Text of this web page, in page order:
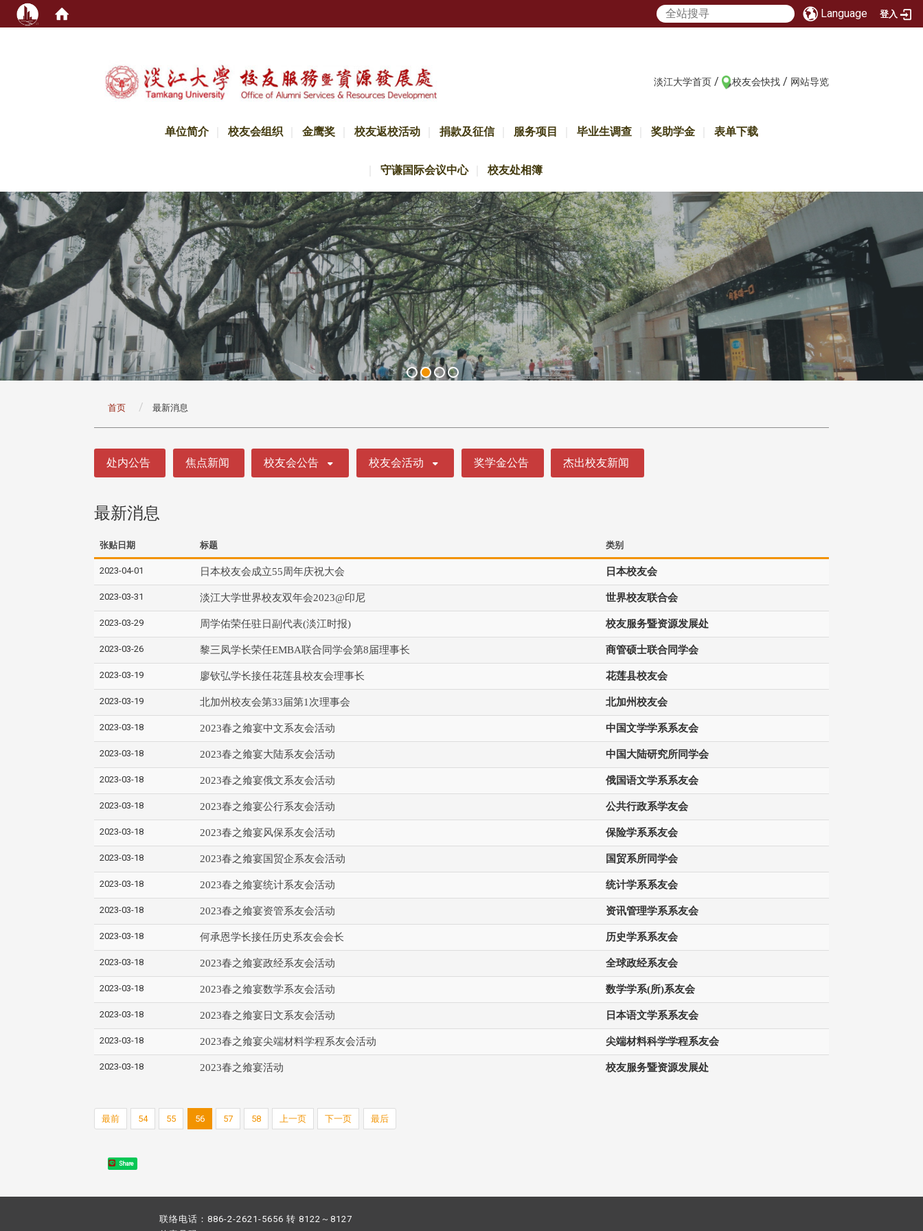
Language 登入
淡江大学首页 / 校友会快找 / 网站导览
单位简介 校友会组织 金鹰奖 校友返校活动 捐款及征信 服务项目 毕业生调查 奖助学金 表单下载
守谦国际会议中心 校友处相簿
首页 最新消息
处内公告 焦点新闻 校友会公告 校友会活动 奖学金公告 杰出校友新闻
最新消息
张贴日期 标题 类别
2023-04-01 日本校友会成立55周年庆祝大会 日本校友会
2023-03-31 淡江大学世界校友双年会2023@印尼 世界校友联合会
2023-03-29 周学佑荣任驻日副代表(淡江时报) 校友服务暨资源发展处
2023-03-26 黎三凤学长荣任EMBA联合同学会第8届理事长 商管硕士联合同学会
2023-03-19 廖钦弘学长接任花莲县校友会理事长 花莲县校友会
2023-03-19 北加州校友会第33届第1次理事会 北加州校友会
2023-03-18 2023春之飨宴中文系友会活动 中国文学学系系友会
2023-03-18 2023春之飨宴大陆系友会活动 中国大陆研究所同学会
2023-03-18 2023春之飨宴俄文系友会活动 俄国语文学系系友会
2023-03-18 2023春之飨宴公行系友会活动 公共行政系学友会
2023-03-18 2023春之飨宴风保系友会活动 保险学系系友会
2023-03-18 2023春之飨宴国贸企系友会活动 国贸系所同学会
2023-03-18 2023春之飨宴统计系友会活动 统计学系系友会
2023-03-18 2023春之飨宴资管系友会活动 资讯管理学系系友会
2023-03-18 何承恩学长接任历史系友会会长 历史学系系友会
2023-03-18 2023春之飨宴政经系友会活动 全球政经系友会
2023-03-18 2023春之飨宴数学系友会活动 数学学系(所)系友会
2023-03-18 2023春之飨宴日文系友会活动 日本语文学系系友会
2023-03-18 2023春之飨宴尖端材料学程系友会活动 尖端材料科学学程系友会
2023-03-18 2023春之飨宴活动 校友服务暨资源发展处
最前 54 55 56 57 58 上一页 下一页 最后
Share
联络电话：886-2-2621-5656 转 8122～8127